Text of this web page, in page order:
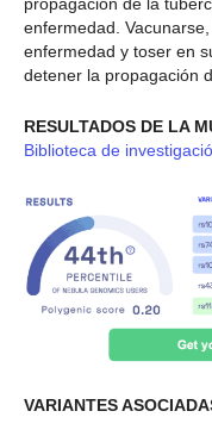
propagación de la
enfermedad.
enfermedad y toser en
detener la propagación
RESULTADOS DE LA
Biblioteca de
VARIANTES